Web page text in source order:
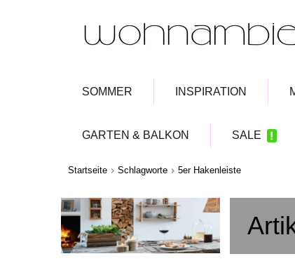
SOMMER INSPIRATION
GARTEN & BALKON SALE
Startseite Schlagworte 5er Hakenleiste